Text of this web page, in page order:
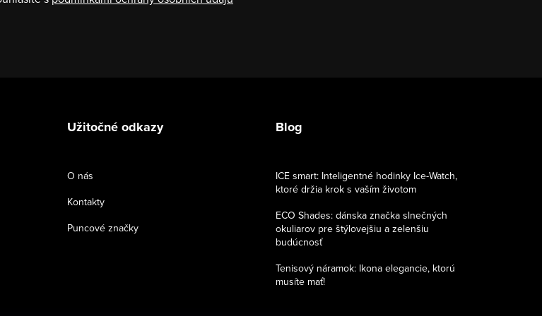
Užitočné odkazy
O nás
Kontakty
Puncové značky
Blog
ICE smart: Inteligentné hodinky Ice-Watch,
ktoré držia krok s vaším životom
ECO Shades: dánska značka slnečných
okuliarov pre štýlovejšiu a zelenšiu
budúcnosť
Tenisový náramok: Ikona elegancie, ktorú
musíte mať!